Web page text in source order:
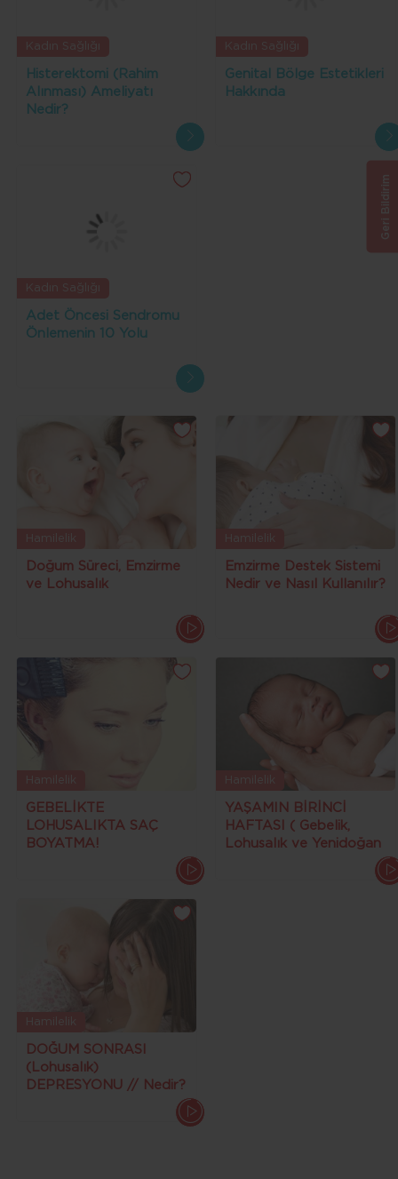
Histerektomi (Rahim
Alınması) Ameliyatı
Nedir?
Genital Bölge Estetikleri
Hakkında
Adet Öncesi Sendromu
Önlemenin 10 Yolu
Doğum Süreci, Emzirme
ve Lohusalık
Emzirme Destek Sistemi
Nedir ve Nasıl Kullanılır?
GEBELİKTE
LOHUSALIKTA SAÇ
BOYATMA!
YAŞAMIN BİRİNCİ
HAFTASI ( Gebelik,
Lohusalık ve Yenidoğan
DOĞUM SONRASI
(Lohusalık)
DEPRESYONU // Nedir?